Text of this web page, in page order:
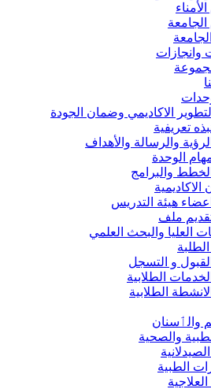
وانجازات
الاكاديمي وضمان الجودة
تعريفية
الرؤية والرسالة والأهداف
الوحدة
الخطط والبرامج
الاكاديمية
اعضاء هيئة التدريس
ملف
العليا والبحث العلمي
القبول و التسجل
الخدمات الطلابية
الانشطة الطلابية
والٲسنان
والصحية
الطبية
العلاجية